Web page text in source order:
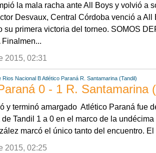
la mala racha ante All Boys y volvió a
Desvaux, Central Córdoba venció a All
su primera victoria del torneo. SOMOS
2015, 02:31
Rios Nacional BAtlético Paraná R. Santamarina (Tandil)
0 - 1 R. Santamarina
y terminó amargado Atlético Paraná fue
Tandil 1 a 0 en el marco de la
marcó el único tanto del encuentro.
2015, 02:25